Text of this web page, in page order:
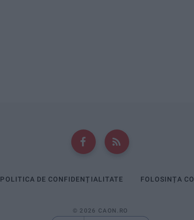
POLITICA DE CONFIDENȚIALITATE FOLOSINȚA
© 2026 CAON.RO